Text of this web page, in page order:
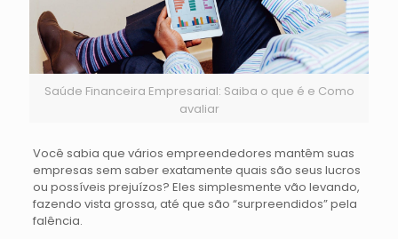
Saúde Financeira Empresarial: Saiba o que é e Como
avaliar
Você sabia que vários empreendedores mantêm suas
empresas sem saber exatamente quais são seus lucros
ou possíveis prejuízos? Eles simplesmente vão levando,
fazendo vista grossa, até que são “surpreendidos” pela
falência.